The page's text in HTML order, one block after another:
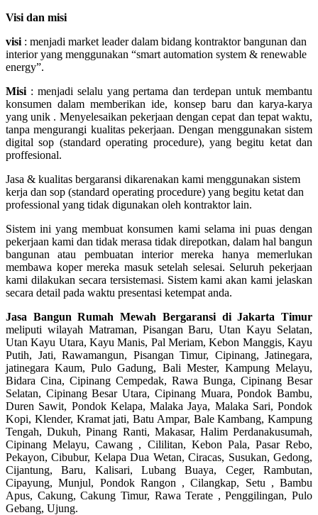
Visi dan misi
visi : menjadi market leader dalam bidang kontraktor bangunan dan
interior yang menggunakan “smart automation system & renewable
energy”.
Misi : menjadi selalu yang pertama dan terdepan untuk membantu
konsumen dalam memberikan ide, konsep baru dan karya-karya
yang unik . Menyelesaikan pekerjaan dengan cepat dan tepat waktu,
tanpa mengurangi kualitas pekerjaan. Dengan menggunakan sistem
digital sop (standard operating procedure), yang begitu ketat dan
proffesional.
Jasa & kualitas bergaransi dikarenakan kami menggunakan sistem
kerja dan sop (standard operating procedure) yang begitu ketat dan
professional yang tidak digunakan oleh kontraktor lain.
Sistem ini yang membuat konsumen kami selama ini puas dengan
pekerjaan kami dan tidak merasa tidak direpotkan, dalam hal bangun
bangunan atau pembuatan interior mereka hanya memerlukan
membawa koper mereka masuk setelah selesai. Seluruh pekerjaan
kami dilakukan secara tersistemasi. Sistem kami akan kami jelaskan
secara detail pada waktu presentasi ketempat anda.
Jasa Bangun Rumah Mewah Bergaransi di Jakarta Timur
meliputi wilayah Matraman, Pisangan Baru, Utan Kayu Selatan,
Utan Kayu Utara, Kayu Manis, Pal Meriam, Kebon Manggis, Kayu
Putih, Jati, Rawamangun, Pisangan Timur, Cipinang, Jatinegara,
jatinegara Kaum, Pulo Gadung, Bali Mester, Kampung Melayu,
Bidara Cina, Cipinang Cempedak, Rawa Bunga, Cipinang Besar
Selatan, Cipinang Besar Utara, Cipinang Muara, Pondok Bambu,
Duren Sawit, Pondok Kelapa, Malaka Jaya, Malaka Sari, Pondok
Kopi, Klender, Kramat jati, Batu Ampar, Bale Kambang, Kampung
Tengah, Dukuh, Pinang Ranti, Makasar, Halim Perdanakusumah,
Cipinang Melayu, Cawang , Cililitan, Kebon Pala, Pasar Rebo,
Pekayon, Cibubur, Kelapa Dua Wetan, Ciracas, Susukan, Gedong,
Cijantung, Baru, Kalisari, Lubang Buaya, Ceger, Rambutan,
Cipayung, Munjul, Pondok Rangon , Cilangkap, Setu , Bambu
Apus, Cakung, Cakung Timur, Rawa Terate , Penggilingan, Pulo
Gebang, Ujung.